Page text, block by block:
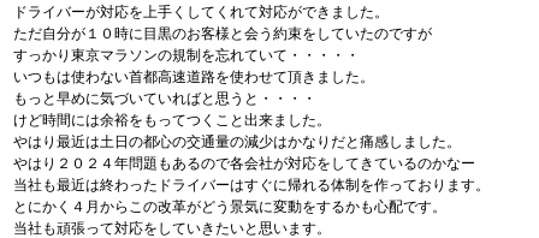
ドライバーが対応を上手くしてくれて対応ができました。
ただ自分が１０時に目黒のお客様と会う約束をしていたのですが
すっかり東京マラソンの規制を忘れていて・・・・・
いつもは使わない首都高速道路を使わせて頂きました。
もっと早めに気づいていればと思うと・・・・
けど時間には余裕をもってつくこと出来ました。
やはり最近は土日の都心の交通量の減少はかなりだと痛感しました。
やはり２０２４年問題もあるので各会社が対応をしてきているのかなー
当社も最近は終わったドライバーはすぐに帰れる体制を作っております。
とにかく４月からこの改革がどう景気に変動をするかも心配です。
当社も頑張って対応をしていきたいと思います。